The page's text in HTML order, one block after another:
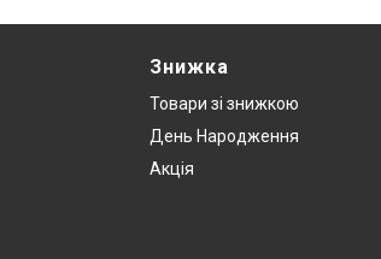
Знижка
Товари зi знижкою
День Народження
Акція